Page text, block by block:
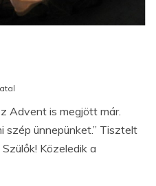
Advent is megjött már.
szép ünnepünket.” Tisztelt
Közeledik a